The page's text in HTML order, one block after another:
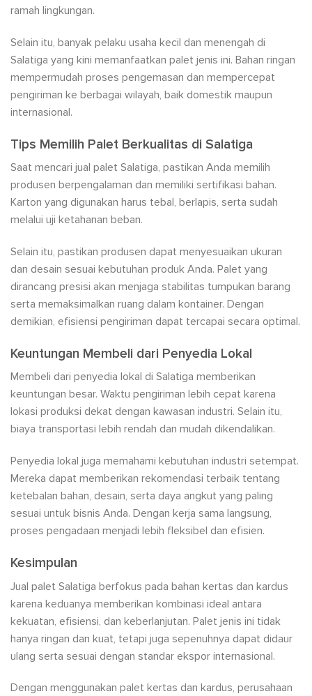
ramah lingkungan.
Selain itu, banyak pelaku usaha kecil dan menengah di
Salatiga yang kini memanfaatkan palet jenis ini. Bahan ringan
mempermudah proses pengemasan dan mempercepat
pengiriman ke berbagai wilayah, baik domestik maupun
internasional.
Tips Memilih Palet Berkualitas di Salatiga
Saat mencari jual palet Salatiga, pastikan Anda memilih
produsen berpengalaman dan memiliki sertifikasi bahan.
Karton yang digunakan harus tebal, berlapis, serta sudah
melalui uji ketahanan beban.
Selain itu, pastikan produsen dapat menyesuaikan ukuran
dan desain sesuai kebutuhan produk Anda. Palet yang
dirancang presisi akan menjaga stabilitas tumpukan barang
serta memaksimalkan ruang dalam kontainer. Dengan
demikian, efisiensi pengiriman dapat tercapai secara optimal.
Keuntungan Membeli dari Penyedia Lokal
Membeli dari penyedia lokal di Salatiga memberikan
keuntungan besar. Waktu pengiriman lebih cepat karena
lokasi produksi dekat dengan kawasan industri. Selain itu,
biaya transportasi lebih rendah dan mudah dikendalikan.
Penyedia lokal juga memahami kebutuhan industri setempat.
Mereka dapat memberikan rekomendasi terbaik tentang
ketebalan bahan, desain, serta daya angkut yang paling
sesuai untuk bisnis Anda. Dengan kerja sama langsung,
proses pengadaan menjadi lebih fleksibel dan efisien.
Kesimpulan
Jual palet Salatiga berfokus pada bahan kertas dan kardus
karena keduanya memberikan kombinasi ideal antara
kekuatan, efisiensi, dan keberlanjutan. Palet jenis ini tidak
hanya ringan dan kuat, tetapi juga sepenuhnya dapat didaur
ulang serta sesuai dengan standar ekspor internasional.
Dengan menggunakan palet kertas dan kardus, perusahaan